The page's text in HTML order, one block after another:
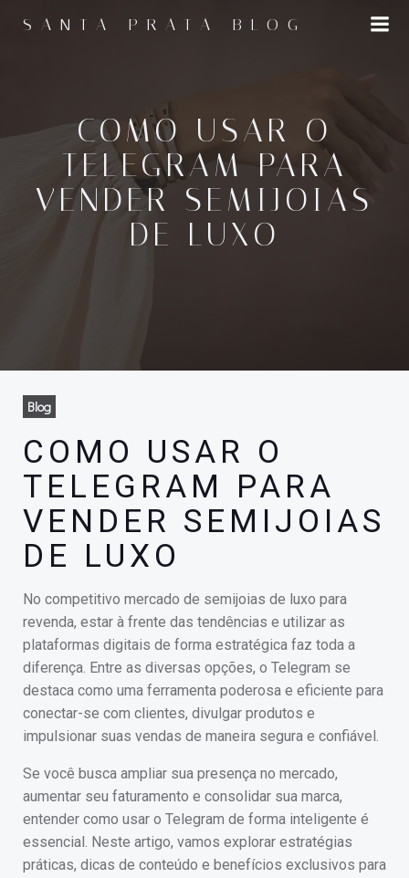
para
SANTA PRATA BLOG
COMO USAR O
TELEGRAM PARA
VENDER SEMIJOIAS
DE LUXO
Blog
COMO USAR O
TELEGRAM PARA
VENDER SEMIJOIAS
DE LUXO
No competitivo mercado de semijoias de luxo para
revenda, estar à frente das tendências e utilizar as
plataformas digitais de forma estratégica faz toda a
diferença. Entre as diversas opções, o Telegram se
destaca como uma ferramenta poderosa e eficiente para
conectar-se com clientes, divulgar produtos e
impulsionar suas vendas de maneira segura e confiável.
Se você busca ampliar sua presença no mercado,
aumentar seu faturamento e consolidar sua marca,
entender como usar o Telegram de forma inteligente é
essencial. Neste artigo, vamos explorar estratégias
práticas, dicas de conteúdo e benefícios exclusivos para